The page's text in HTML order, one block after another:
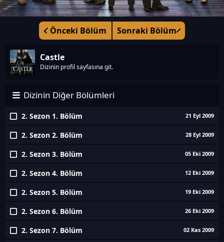
Önceki Bölüm Sonraki Bölüm
Castle
Dizinin profil sayfasına git.
Dizinin Diğer Bölümleri
2. Sezon 1. Bölüm 21 Eyl 2009
2. Sezon 2. Bölüm 28 Eyl 2009
2. Sezon 3. Bölüm 05 Eki 2009
2. Sezon 4. Bölüm 12 Eki 2009
2. Sezon 5. Bölüm 19 Eki 2009
2. Sezon 6. Bölüm 26 Eki 2009
2. Sezon 7. Bölüm 02 Kas 2009